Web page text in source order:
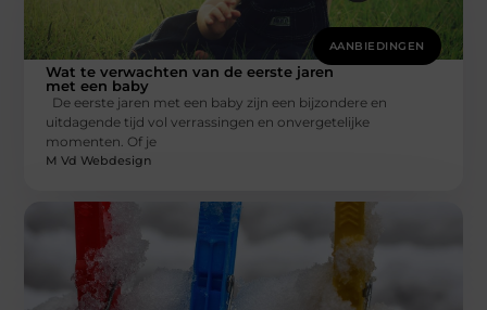
AANBIEDINGEN
Wat te verwachten van de eerste jaren
met een baby
De eerste jaren met een baby zijn een bijzondere en
uitdagende tijd vol verrassingen en onvergetelijke
momenten. Of je
M Vd Webdesign